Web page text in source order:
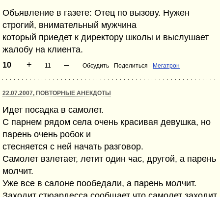
Объявление в газете: Отец по вызову. Нужен
строгий, внимательный мужчина
который приедет к директору школы и выслушает
жалобу на клиента.
10 + 11 – Обсудить Поделиться Мегатрон
22.07.2007, ПОВТОРНЫЕ АНЕКДОТЫ
Идет посадка в самолет.
С парнем рядом села очень красивая девушка, но
парень очень робок и
стесняется с ней начать разговор.
Самолет взлетает, летит один час, другой, а парень
молчит.
Уже все в салоне пообедали, а парень молчит.